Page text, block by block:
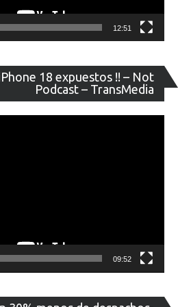
12:51
18 expuestos !! – Not
Podcast – TransMedia
de
09:52